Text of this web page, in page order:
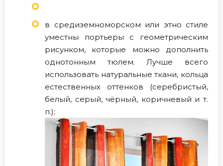
в средиземноморском или этно стиле
уместны портьеры с геометрическим
рисунком, которые можно дополнить
однотонным тюлем. Лучше всего
использовать натуральные ткани, кольца
естественных оттенков (серебристый,
белый, серый, чёрный, коричневый и т.
п.);